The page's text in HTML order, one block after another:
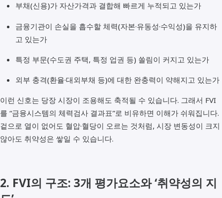
부채(신용)가 자산가격과 결합해 빠르게 누적되고 있는가
금융기관이 손실을 흡수할 체력(자본·유동성·수익성)을 유지하
고 있는가
특정 부문(수도권 주택, 특정 업권 등) 쏠림이 커지고 있는가
외부 충격(환율·대외부채 등)에 대한 완충력이 약해지고 있는가
이런 신호는 당장 시장이 조용해도 축적될 수 있습니다. 그래서 FVI
를 “금융시스템의 체력검사 결과표”로 비유하면 이해가 쉬워집니다.
겉으로 열이 없어도 혈압·혈당이 오르는 것처럼, 시장 변동성이 크지
않아도 취약성은 쌓일 수 있습니다.
2. FVI의 구조: 3개 평가요소와 ‘취약성의 지